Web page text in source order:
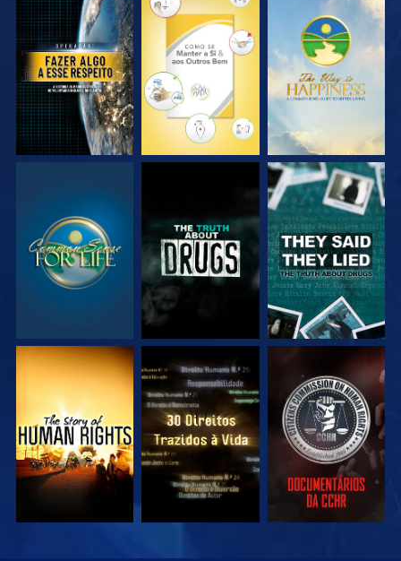
VEJA VEJA VEJA
VEJA VEJA VEJA
VEJA VEJA VEJA